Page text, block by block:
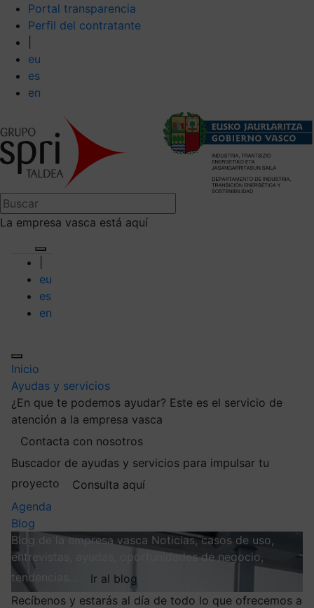
Portal transparencia
Perfil del contratante
eu
es
en
La empresa vasca está aquí
eu
es
en
Inicio
Ayudas y servicios
¿En que te podemos ayudar? Este es el servicio de
atención a la empresa vasca
Contacta con nosotros
Buscador de ayudas y servicios para impulsar tu
proyecto
Consulta aquí
Agenda
Blog
Blog de la empresa vasca Noticias, casos de uso,
entrevistas, ayudas, oportunidades de negocio,
tendencias…
Ir al blog
Recíbenos y estarás al día de todo lo que ofrecemos a